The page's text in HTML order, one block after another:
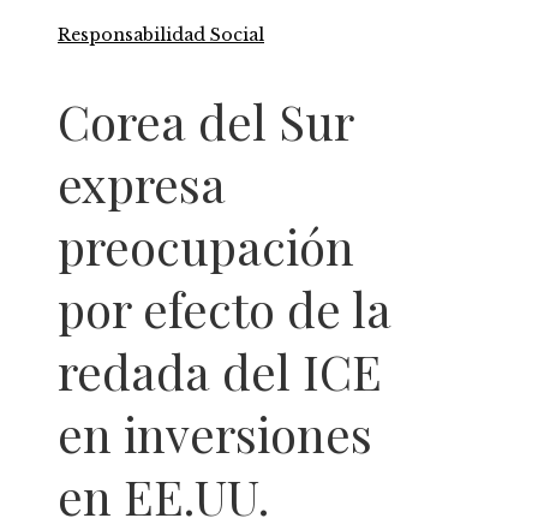
Responsabilidad Social
Corea del Sur
expresa
preocupación
por efecto de la
redada del ICE
en inversiones
en EE.UU.